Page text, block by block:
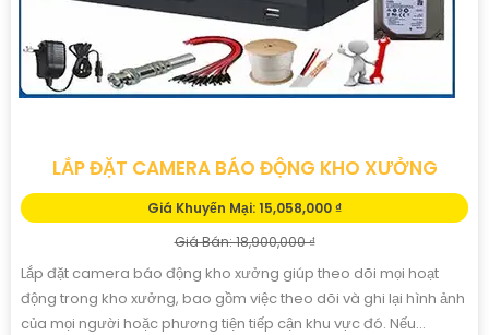
LẮP ĐẶT CAMERA BÁO ĐỘNG KHO XƯỞNG
Giá Khuyến Mại: 15,058,000 ₫
Giá Bán: 18,900,000 ₫
Lắp đặt camera báo động kho xưởng giúp theo dõi mọi hoạt
động trong kho xưởng, bao gồm việc theo dõi và ghi lại hình ảnh
của mọi người hoặc phương tiện tiếp cận khu vực đó. Nếu...